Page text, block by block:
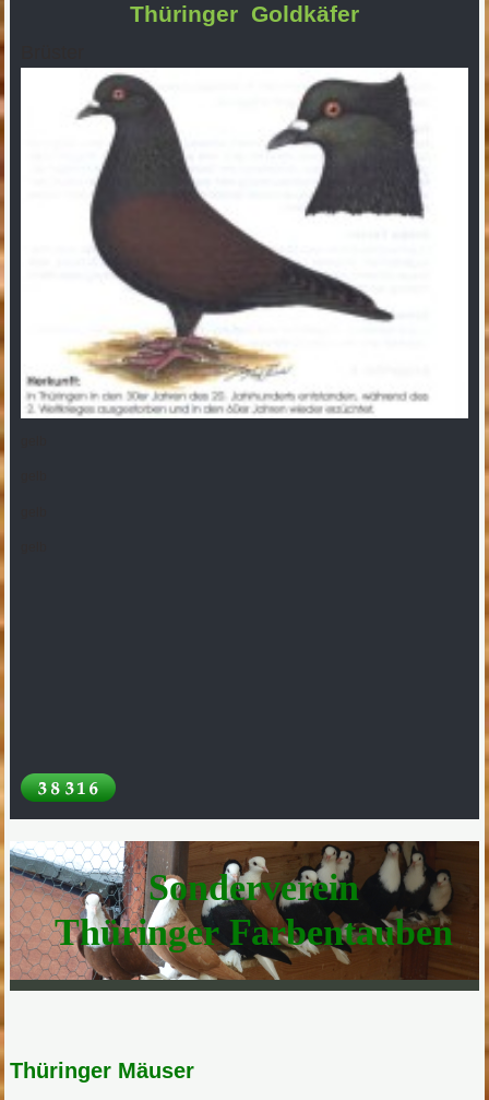
Thüringer Goldkäfer
Sonderverein
Thüringer Farbentauben
Thüringer Mäuser